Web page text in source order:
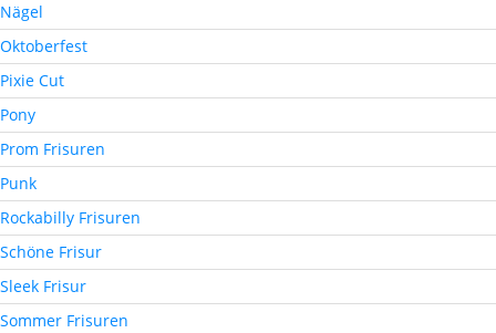
Nägel
Oktoberfest
Pixie Cut
Pony
Prom Frisuren
Punk
Rockabilly Frisuren
Schöne Frisur
Sleek Frisur
Sommer Frisuren